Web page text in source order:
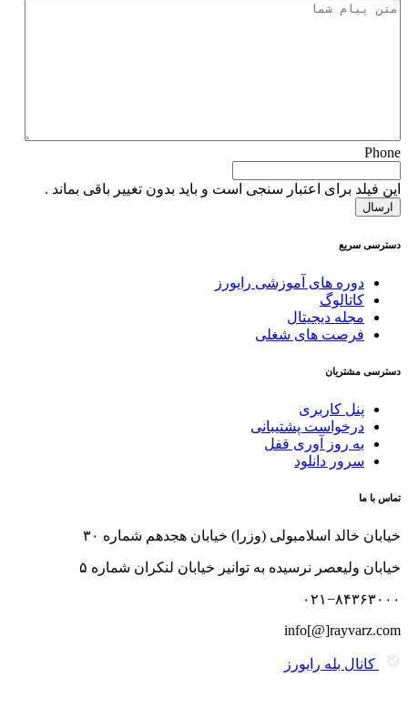
Phone
این فیلد برای اعتبار سنجی است و باید بدون تغییر باقی بماند .
دسترسی سریع
دوره های آموزشی رایورز
کاتالوگ
مجله دیجیتال
فرصت های شغلی
دسترسی مشتریان
پنل کاربری
درخواست پشتیبانی
به روز آوری قفل
سرور دانلود
تماس با ما
خیابان خالد اسلامبولی (وزرا) خیابان هجدهم شماره ۳۰
خیابان ولیعصر نرسیده به توانیر خیابان لنکران شماره ۵
۰۲۱−۸۴۳۶۳۰۰۰
info[@]rayvarz.com
کانال بله رایورز